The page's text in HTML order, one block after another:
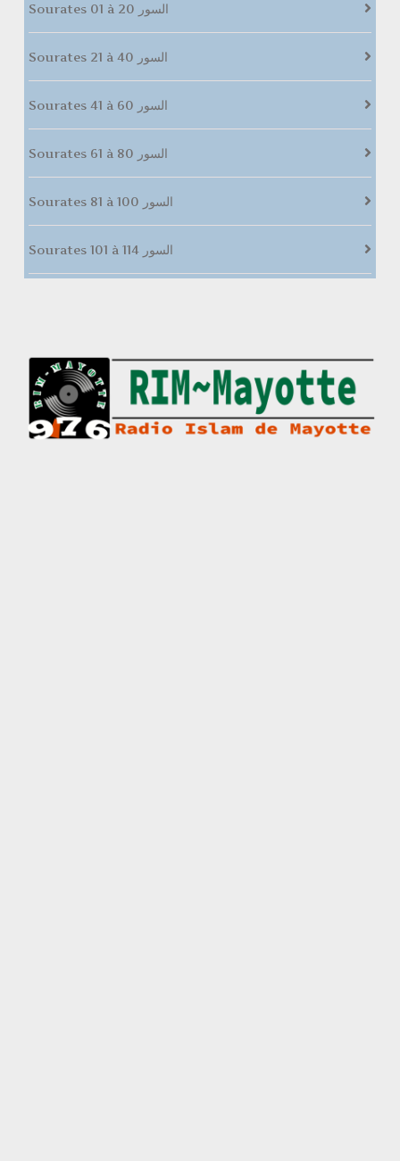
Sourates 01 à 20 السور
Sourates 21 à 40 السور
Sourates 41 à 60 السور
Sourates 61 à 80 السور
Sourates 81 à 100 السور
Sourates 101 à 114 السور